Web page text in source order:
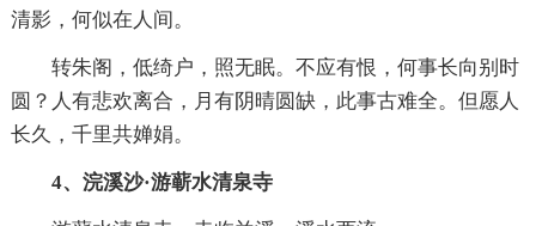
清影，何似在人间。
转朱阁，低绮户，照无眠。不应有恨，何事长向别时
圆？人有悲欢离合，月有阴晴圆缺，此事古难全。但愿人
长久，千里共婵娟。
4、浣溪沙·游蕲水清泉寺